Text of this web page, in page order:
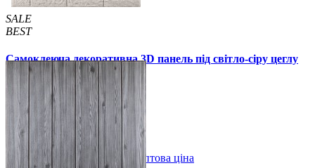
SALE
BEST
Самоклеюча декоративна 3D панель під світло-сіру цеглу
смужка 700x770x5мм
109 грн /шт 170 грн/шт
Купити В закладки Оптова ціна